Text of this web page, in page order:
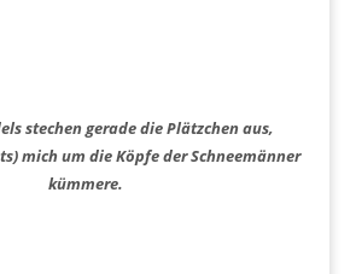
stechen gerade die Plätzchen aus,
mich um die Köpfe der Schneemänner
kümmere.